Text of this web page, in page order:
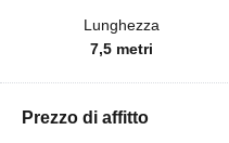
Lunghezza
7,5 metri
Prezzo di affitto